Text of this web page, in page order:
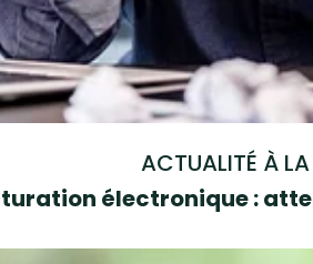
ACTUALITÉ À LA
électronique :